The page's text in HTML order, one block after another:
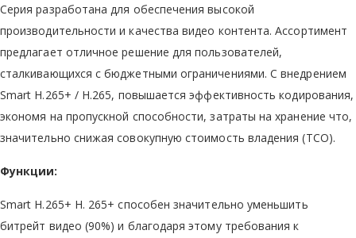
Cерия разработана для обеспечения высокой
производительности и качества видео контента. Ассортимент
предлагает отличное решение для пользователей,
сталкивающихся с бюджетными ограничениями. С внедрением
Smart H.265+ / H.265, повышается эффективность кодирования,
экономя на пропускной способности, затраты на хранение что,
значительно снижая совокупную стоимость владения (TCO).
Функции:
Smart H.265+ H. 265+ способен значительно уменьшить
битрейт видео (90%) и благодаря этому требования к